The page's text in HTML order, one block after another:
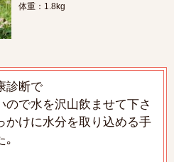
体重：1.8kg
診断で
ので水を沢山飲ませて下さ
かけに水分を取り込める手
｡